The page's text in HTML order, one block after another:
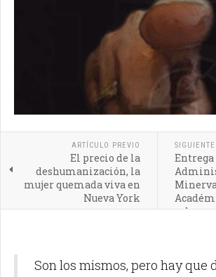
ARTÍCULO PREVIO
El precio de la
deshumanización, la
mujer quemada viva en
Nueva York
Entrega
Son los mismos, pero hay que